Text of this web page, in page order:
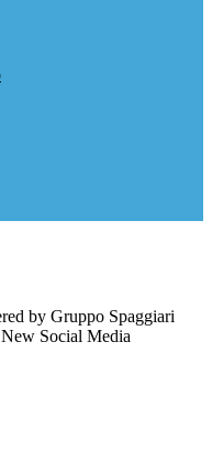
by Gruppo Spaggiari
Social Media